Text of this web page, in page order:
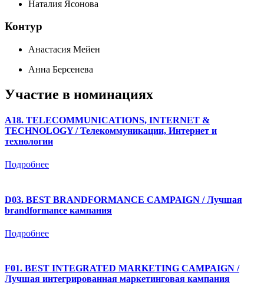
Наталия Ясонова
Контур
Анастасия Мейен
Анна Берсенева
Участие в номинациях
A18. TELECOMMUNICATIONS, INTERNET &
TECHNOLOGY / Телекоммуникации, Интернет и
технологии
Подробнее
D03. BEST BRANDFORMANCE CAMPAIGN / Лучшая
brandformance кампания
Подробнее
F01. BEST INTEGRATED MARKETING CAMPAIGN /
Лучшая интегрированная маркетинговая кампания